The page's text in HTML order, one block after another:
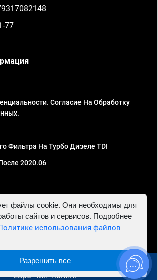
77
Согласие На Обработку
Фильтра На Турбо Дизеле TDI
2020.06
Павлович. ИНН 781302555843,
тюнинг в Махачкале - Автосервис
"Евро Чип Тюнинг"
файлы cookie. Они необходимы для
сайтов и сервисов. Подробнее
использования файлов
Разрешить все